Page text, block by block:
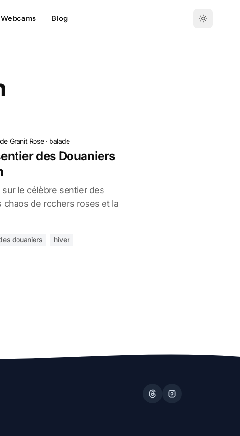
Webcams Blog
Granit Rose· balade
des Douaniers
le célèbre sentier des
chaos de rochers roses et la
douaniers
hiver